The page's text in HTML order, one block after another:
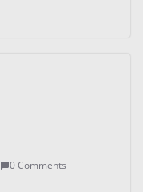
0 Comments